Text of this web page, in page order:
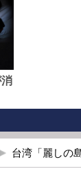
台湾「麗しの